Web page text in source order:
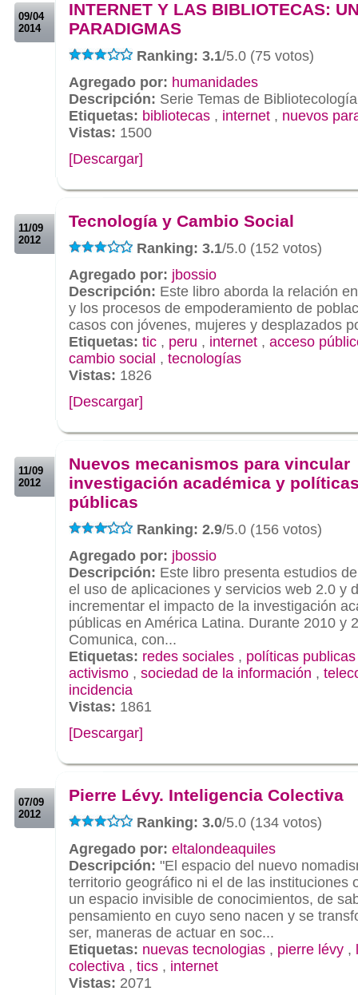
09/04
2014
INTERNET Y LAS BIBLIOTECAS:
PARADIGMAS
Ranking: 3.1/5.0 (75 votos)
Agregado por: humanidades
Descripción: Serie Temas de
Etiquetas: bibliotecas , internet , nuevos
Vistas: 1500
[Descargar]
11/09
2012
Tecnología y Cambio Social
Ranking: 3.1/5.0 (152 votos)
Agregado por: jbossio
Descripción: Este libro aborda la relación
y los procesos de empoderamiento de
casos con jóvenes, mujeres y desplazados
Etiquetas: tic , peru , internet , acceso
cambio social , tecnologías
Vistas: 1826
[Descargar]
11/09
2012
Nuevos mecanismos para vincular
investigación académica y
públicas
Ranking: 2.9/5.0 (156 votos)
Agregado por: jbossio
Descripción: Este libro presenta estudios
el uso de aplicaciones y servicios web 2.0 y
incrementar el impacto de la investigación
públicas en América Latina. Durante 2010 y
Comunica, con...
Etiquetas: redes sociales , políticas publicas
activismo , sociedad de la información ,
incidencia
Vistas: 1861
[Descargar]
07/09
2012
Pierre Lévy. Inteligencia Colectiva
Ranking: 3.0/5.0 (134 votos)
Agregado por: eltalondeaquiles
Descripción: "El espacio del nuevo
territorio geográfico ni el de las instituciones
un espacio invisible de conocimientos, de
pensamiento en cuyo seno nacen y se
ser, maneras de actuar en soc...
Etiquetas: nuevas tecnologias , pierre lévy ,
colectiva , tics , internet
Vistas: 2071